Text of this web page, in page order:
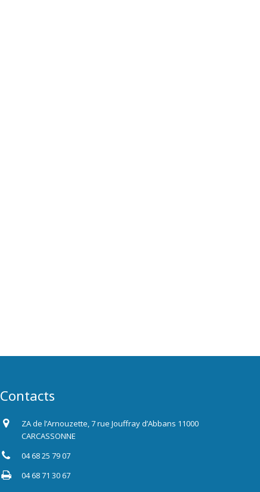
Contacts
ZA de l’Arnouzette, 7 rue Jouffray d’Abbans 11000
CARCASSONNE
04 68 25 79 07
04 68 71 30 67